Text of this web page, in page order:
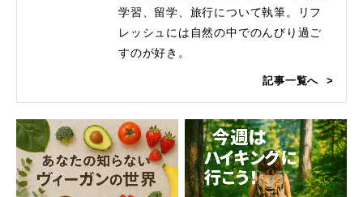
学習、留学、旅行について執筆。リフ
レッシュには自然の中でのんびり過ご
すのが好き。
記事一覧へ